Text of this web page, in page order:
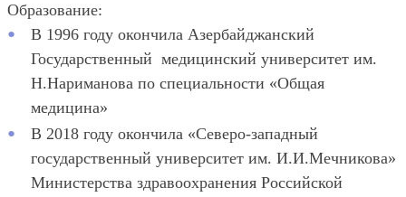
Образование:
В 1996 году окончила Азербайджанский
Государственный медицинский университет им.
Н.Нариманова по специальности «Общая
медицина»
В 2018 году окончила «Северо-западный
государственный университет им. И.И.Мечникова»
Министерства здравоохранения Российской